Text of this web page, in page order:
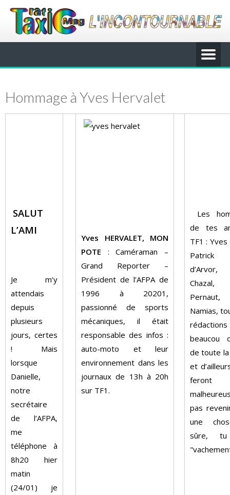
Hommage à Yves Hervalet
SALUT
L’AMI
Je m’y
attendais
depuis
plusieurs
jours, certes
! Mais
lorsque
Danielle,
notre
secrétaire
de l’AFPA,
me
téléphone à
8h20 hier
matin
(24/01) je
Yves HERVALET, MON
POTE : Caméraman –
Grand Reporter –
Président de l’AFPA de
1996 à 20201,
passionné de sports
mécaniques, il était
responsable des infos :
auto-moto et leur
environnement dans les
journaux de 13h à 20h
sur TF1.
Les
de tes
TF1 : Yves
Patrick
d’Arvor,
Chazal,
Pernaut,
Namias,
beaucou
de toute
et
feront
pas
une
sûre,